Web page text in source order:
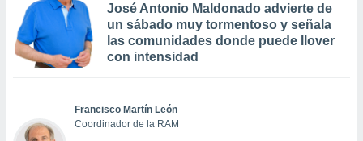
José Antonio Maldonado advierte de
un sábado muy tormentoso y señala
las comunidades donde puede llover
con intensidad
Francisco Martín León
Coordinador de la RAM